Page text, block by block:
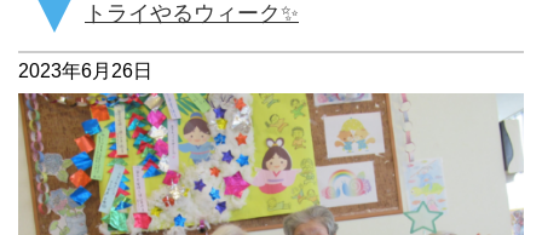
トライやるウィーク✨
2023年6月26日